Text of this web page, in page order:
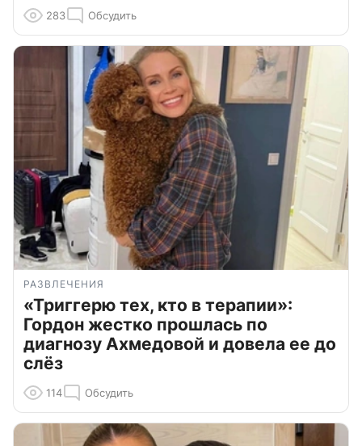
283 Обсудить
РАЗВЛЕЧЕНИЯ
«Триггерю тех, кто в терапии»:
Гордон жестко прошлась по
диагнозу Ахмедовой и довела ее до
слёз
114 Обсудить